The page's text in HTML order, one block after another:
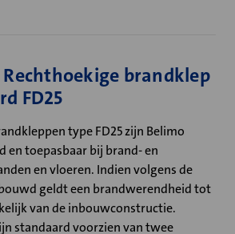
brandklep
FD25
type FD25 zijn Belimo
en toepasbaar bij brand- en
en vloeren. Indien volgens de
geldt een brandwerendheid tot
van de inbouwconstructie.
standaard voorzien van twee